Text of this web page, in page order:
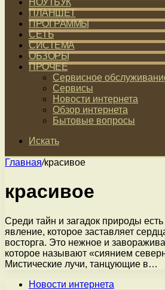
НОУТБУК
ПЛАНШЕТ
ПРОГРАММЫ
СЕТЬ
СИСТЕМА
ОБЗОРЫ
ПРОЧЕЕ
Сервисное
Сервисы
Новости интернета
Обзор интернета
Бытовые вопросы
Искать
Главная/красивое
красивое
Среди тайн и загадок природы
явление, которое заставляет
восторга. Это нежное и
которое называют «сиянием
Мистические лучи, танцующие в…
Новости интернета